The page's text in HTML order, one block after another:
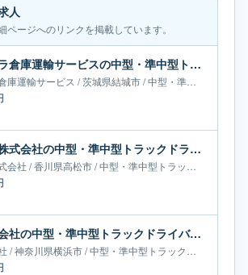
人
ページへのリンクを掲載しています。
株式会社タカラ倉庫運輸サービスの中型・準中型トラックドライバー求人｜茨城県結城市｜月給15万-18万円
庫運輸サービス /茨城県結城市/中型・準中型トラックドライバー
四国福山通運株式会社の中型・準中型トラックドライバー求人｜香川県高松市｜月給18万-34万円
会社 /香川県高松市/中型・準中型トラックドライバー
武松商事株式会社の中型・準中型トラックドライバー求人｜神奈川県横浜市｜月給24万-29万円
/神奈川県横浜市/中型・準中型トラックドライバー